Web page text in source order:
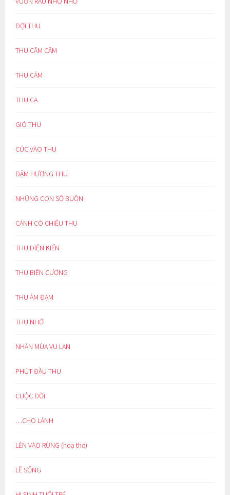
ĐỢI THU
THU CĂM CĂM
THU CẢM
THU CA
GIÓ THU
CÚC VÀO THU
ĐẬM HƯƠNG THU
NHỮNG CON SỐ BUỒN
CÁNH CÒ CHIỀU THU
THU DIỆN KIẾN
THU BIÊN CƯƠNG
THU ẢM ĐẠM
THU NHỚ
NHÂN MÙA VU LAN
PHÚT ĐẦU THU
CUỘC ĐỜI
…CHO LÀNH
LẺN VÀO RỪNG (hoạ thơ)
LẼ SỐNG